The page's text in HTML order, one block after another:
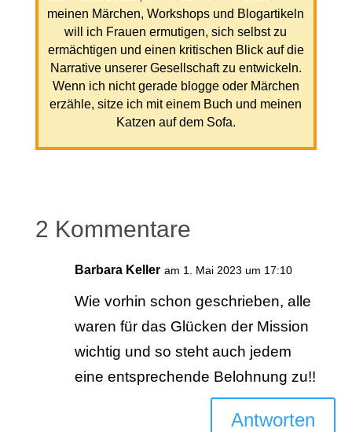
meinen Märchen, Workshops und Blogartikeln
will ich Frauen ermutigen, sich selbst zu
ermächtigen und einen kritischen Blick auf die
Narrative unserer Gesellschaft zu entwickeln.
Wenn ich nicht gerade blogge oder Märchen
erzähle, sitze ich mit einem Buch und meinen
Katzen auf dem Sofa.
2 Kommentare
Barbara Keller am 1. Mai 2023 um 17:10
Wie vorhin schon geschrieben, alle
waren für das Glücken der Mission
wichtig und so steht auch jedem
eine entsprechende Belohnung zu!!
Antworten